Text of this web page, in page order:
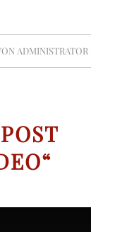
ADMINISTRATOR